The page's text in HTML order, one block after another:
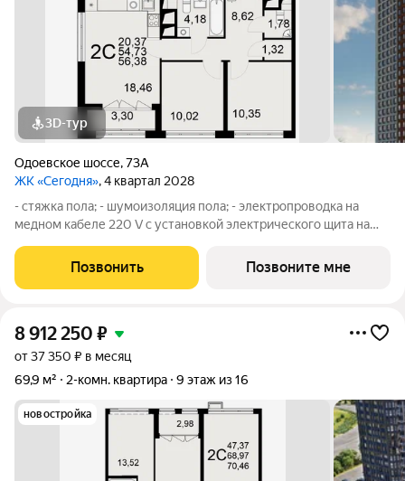
3D-тур
Одоевское шоссе,73А
ЖК «Сегодня», 4 квартал 2028
- стяжка пола; - шумоизоляция пола; - электропроводка на
медном кабеле 220 V с установкой электрического щита на
щита в квартире; - установлена силовая электрическая
розетка для самостоятельной
Позвонить Позвоните мне
8 912 250 ₽
от 37 350 ₽ в месяц
69,9 м²
2-комн. квартира 9 этаж из 16
новостройка